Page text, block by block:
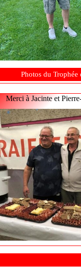
Photos du
Merci à Jacinte et